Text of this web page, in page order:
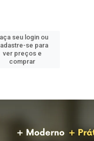
seu login ou
se para
ver preços e
comprar